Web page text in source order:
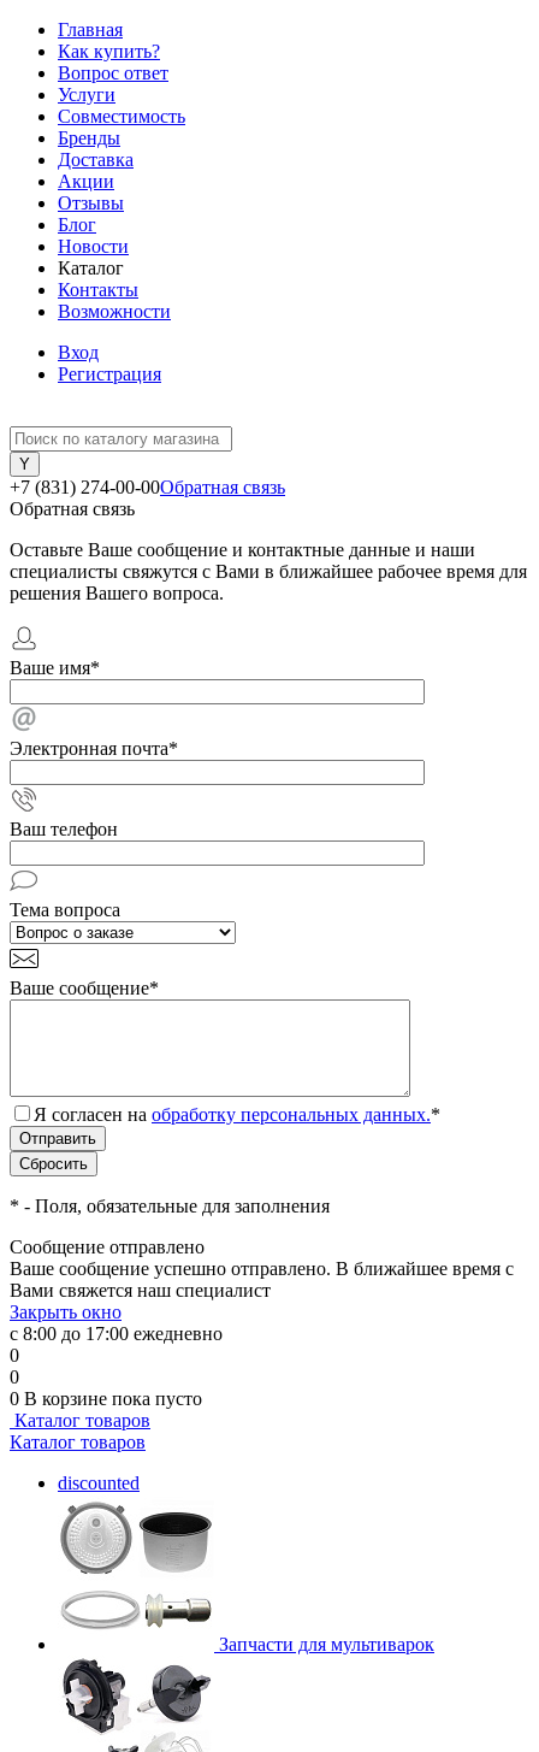
Главная
Как купить?
Вопрос ответ
Услуги
Совместимость
Бренды
Доставка
Акции
Отзывы
Блог
Новости
Каталог
Контакты
Возможности
Вход
Регистрация
+7 (831) 274-00-00Обратная связь
Обратная связь
Оставьте Ваше сообщение и контактные данные и наши
специалисты свяжутся с Вами в ближайшее рабочее время для
решения Вашего вопроса.
Ваше имя*
Электронная почта*
Ваш телефон
Тема вопроса
Ваше сообщение*
Я согласен на обработку персональных данных.*
* - Поля, обязательные для заполнения
Сообщение отправлено
Ваше сообщение успешно отправлено. В ближайшее время с
Вами свяжется наш специалист
Закрыть окно
с 8:00 до 17:00 ежедневно
0
0
0 В корзине пока пусто
Каталог товаров
Каталог товаров
discounted
Запчасти для мультиварок